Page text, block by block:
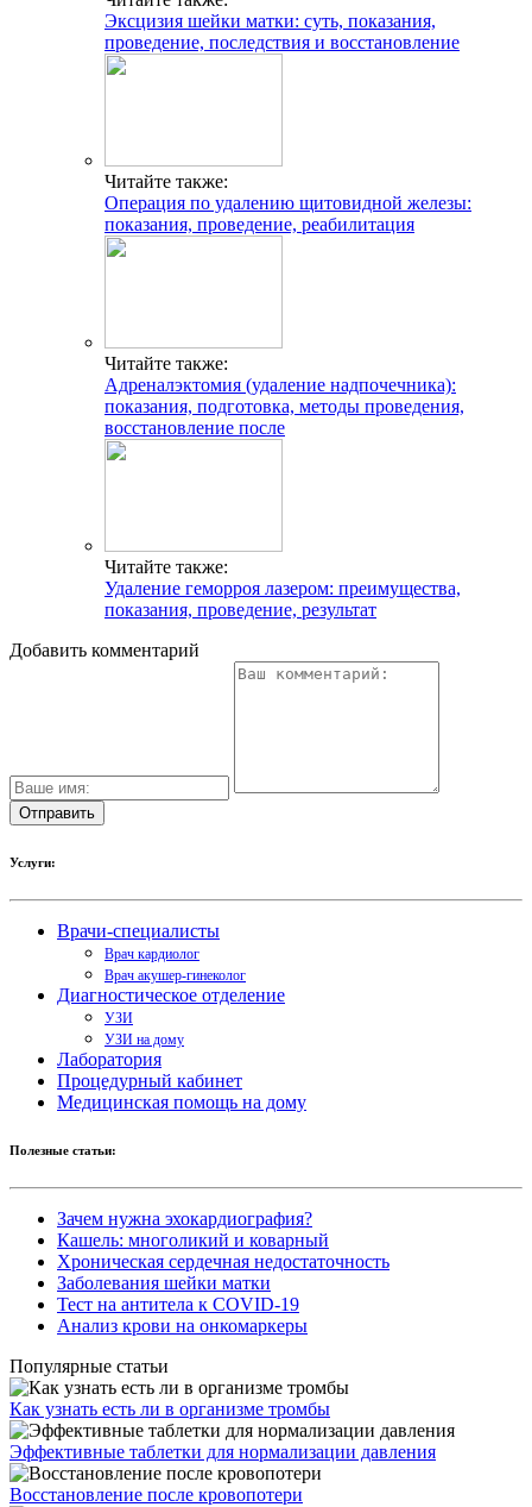
Эксцизия шейки матки: суть, показания,
проведение, последствия и восстановление
Читайте также:
Операция по удалению щитовидной железы:
показания, проведение, реабилитация
Читайте также:
Адреналэктомия (удаление надпочечника):
показания, подготовка, методы проведения,
восстановление после
Читайте также:
Удаление геморроя лазером: преимущества,
показания, проведение, результат
Добавить комментарий
Услуги:
Врачи-специалисты
Врач кардиолог
Врач акушер-гинеколог
Диагностическое отделение
УЗИ
УЗИ на дому
Лаборатория
Процедурный кабинет
Медицинская помощь на дому
Полезные статьи:
Зачем нужна эхокардиография?
Кашель: многоликий и коварный
Хроническая сердечная недостаточность
Заболевания шейки матки
Тест на антитела к COVID-19
Анализ крови на онкомаркеры
Популярные статьи
Как узнать есть ли в организме тромбы
Эффективные таблетки для нормализации давления
Восстановление после кровопотери